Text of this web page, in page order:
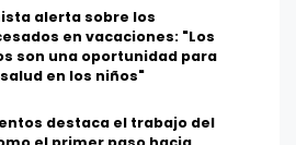
alerta sobre los
en vacaciones: "Los
son una oportunidad para
en los niños"
destaca el trabajo del